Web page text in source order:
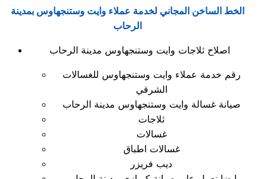
الخط الساخن المجاني لخدمة عملاء وايت وستنجهاوس بمدينة
الرحاب
اصلاح ثلاجات وايت وستنجهاوس مدينة الرحاب
رقم خدمة عملاء وايت وستنجهاوس للغسالات
الشرقي
صيانة غسالة وايت وستنجهاوس مدينة الرحاب
ثلاجات
غسالات
غسالات اطباق
ديب فريزر